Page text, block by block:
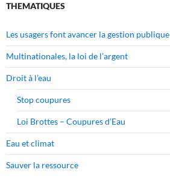
THEMATIQUES
Les usagers font avancer la gestion publique
Multinationales, la loi de l’argent
Droit à l’eau
Stop coupures
Loi Brottes – Coupures d’Eau
Eau et climat
Sauver la ressource